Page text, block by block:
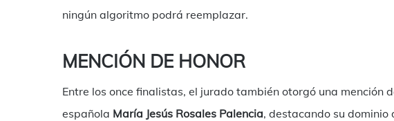
ningún algoritmo podrá reemplazar.
MENCIÓN DE HONOR
Entre los once finalistas, el jurado también otorgó una mención
española María Jesús Rosales Palencia, destacando su